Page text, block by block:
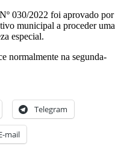
030/2022 foi aprovado por
municipal a proceder uma
especial.
normalmente na segunda-
Telegram
mail